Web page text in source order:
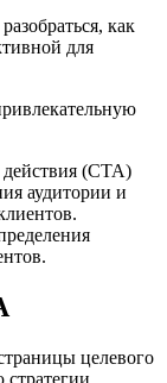
как
для
действия (СТА)
аудитории и
целевого